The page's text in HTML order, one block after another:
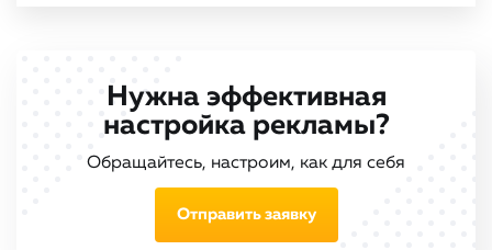
Нужна эффективная
настройка рекламы?
Обращайтесь, настроим, как для себя
Отправить заявку